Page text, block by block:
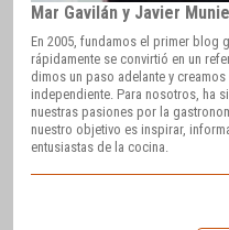
Mar Gavilán y Javier
En 2005, fundamos el primer blog
rápidamente se convirtió en un
dimos un paso adelante y
independiente. Para nosotros, ha
nuestras pasiones por la
nuestro objetivo es inspirar,
entusiastas de la cocina.